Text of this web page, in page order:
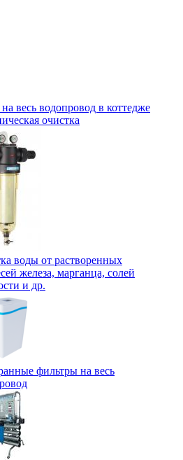
весь водопровод в коттедже
очистка
воды от растворенных
железа, марганца, солей
и др.
фильтры на весь